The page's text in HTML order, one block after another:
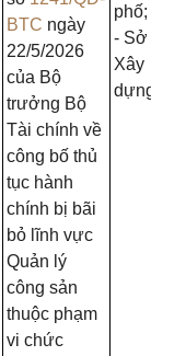
BTC ngày
22/5/2026
của Bộ
trưởng Bộ
Tài chính về
công bố thủ
tục hành
chính bị bãi
bỏ lĩnh vực
Quản lý
công sản
thuộc phạm
vi chức
phố;
- Sở
Xây
dựng.